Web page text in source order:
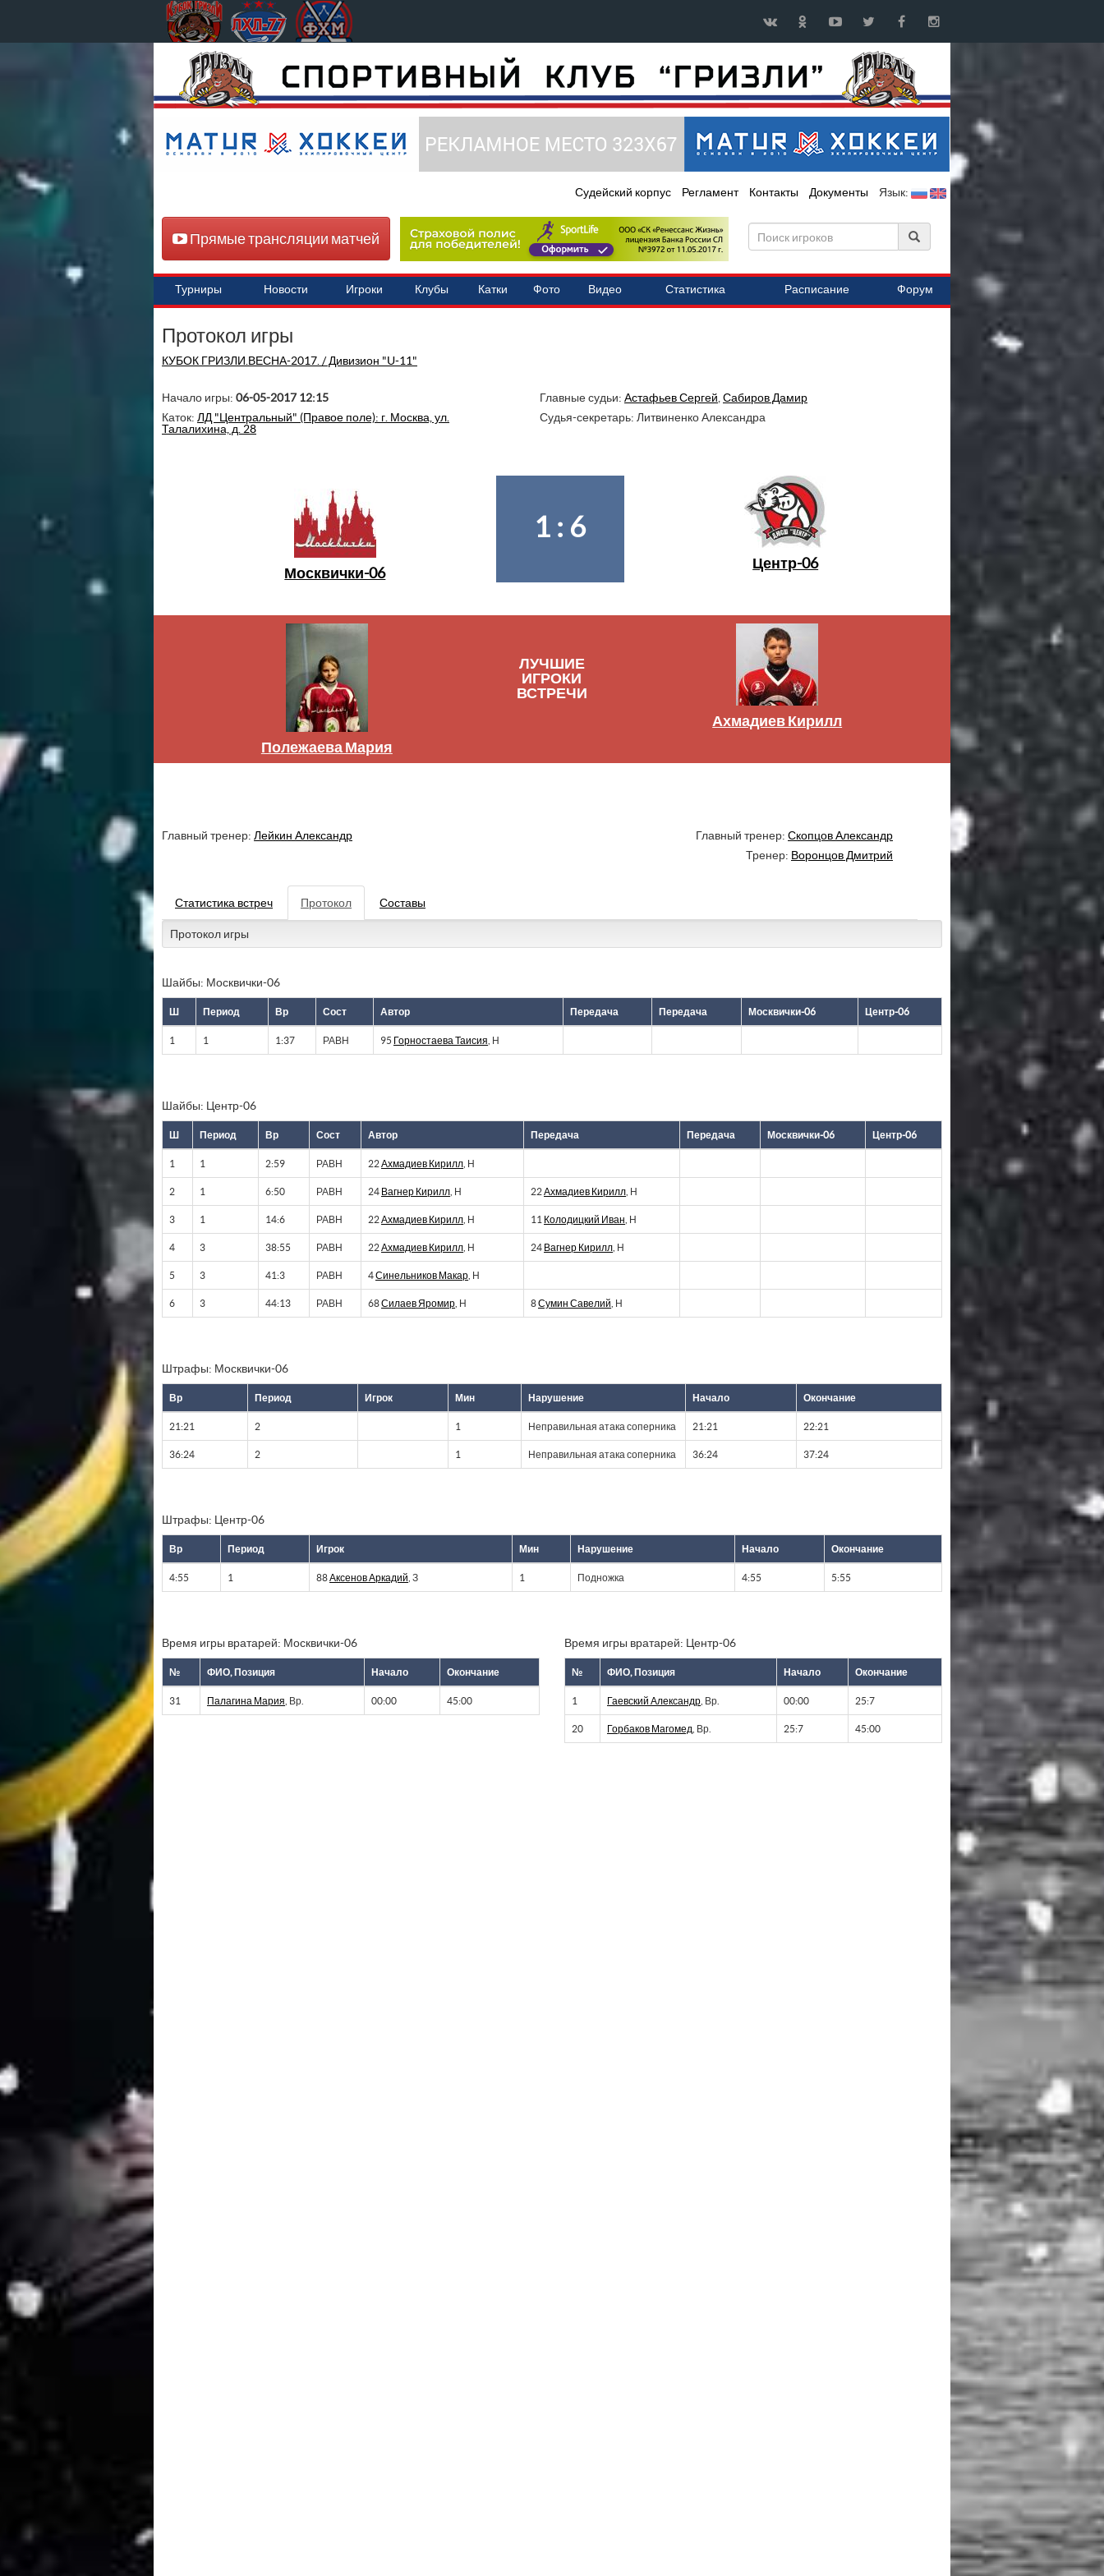
Судейский корпус Регламент Контакты Документы Язык:
Прямые трансляции матчей
Турниры Новости Игроки Клубы Катки Фото Видео Статистика Расписание Форум
Протокол игры
КУБОК ГРИЗЛИ.ВЕСНА-2017. / Дивизион "U-11"
Начало игры: 06-05-2017 12:15
Каток: ЛД "Центральный" (Правое поле): г. Москва, ул.
Талалихина, д. 28
Главные судьи: Астафьев Сергей Сабиров Дамир
Судья-секретарь: Литвиненко Александра
Москвички-06
1 : 6
Центр-06
Полежаева Мария
ЛУЧШИЕ
ИГРОКИ
ВСТРЕЧИ
Ахмадиев Кирилл
Главный тренер: Лейкин Александр Главный тренер: Скопцов Александр
Тренер: Воронцов Дмитрий
Статистика встреч Протокол Составы
Протокол игры
Шайбы: Москвички-06
Ш Период Вр Сост Автор Передача Передача Москвички-06 Центр-06
1 1 1:37 РАВН 95 Горностаева Таисия , Н
Шайбы: Центр-06
Ш Период Вр Сост Автор Передача Передача Москвички-06 Центр-06
1 1 2:59 РАВН 22Ахмадиев Кирилл , Н
2 1 6:50 РАВН 24 Вагнер Кирилл , Н 22Ахмадиев Кирилл , Н
3 1 14:6 РАВН 22Ахмадиев Кирилл , Н 11 Колодицкий Иван , Н
4 3 38:55 РАВН 22Ахмадиев Кирилл , Н 24 Вагнер Кирилл , Н
5 3 41:3 РАВН 4Синельников Макар , Н
6 3 44:13 РАВН 68Силаев Яромир , Н 8Сумин Савелий , Н
Штрафы: Москвички-06
Вр Период Игрок Мин Нарушение Начало Окончание
21:21 2 1 Неправильная атака соперника 21:21 22:21
36:24 2 1 Неправильная атака соперника 36:24 37:24
Штрафы: Центр-06
Вр Период Игрок Мин Нарушение Начало Окончание
4:55 1 88Аксенов Аркадий , З 1 Подножка 4:55 5:55
Время игры вратарей: Москвички-06
№ ФИО, Позиция Начало Окончание
31 Палагина Мария , Вр. 00:00 45:00
Время игры вратарей: Центр-06
№ ФИО, Позиция Начало Окончание
1 Гаевский Александр , Вр. 00:00 25:7
20 Горбаков Магомед , Вр. 25:7 45:00